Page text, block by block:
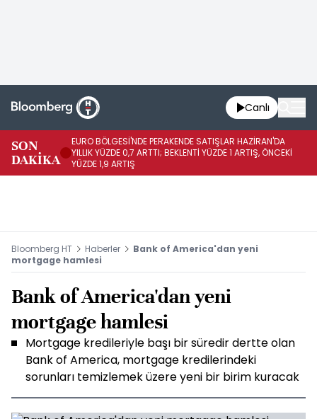
Canlı
SON
DAKİKA
EURO BÖLGESİ'NDE PERAKENDE SATIŞLAR HAZİRAN'DA
YILLIK YÜZDE 0,7 ARTTI; BEKLENTİ YÜZDE 1 ARTIŞ, ÖNCEKİ
YÜZDE 1,9 ARTIŞ
Bloomberg HT Haberler
Bank of America'dan yeni
mortgage hamlesi
Bank of America'dan yeni
mortgage hamlesi
Mortgage kredileriyle başı bir süredir dertte olan
Bank of America, mortgage kredilerindeki
sorunları temizlemek üzere yeni bir birim kuracak